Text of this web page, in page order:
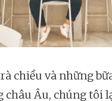
chiều và những
châu Âu, chúng tôi